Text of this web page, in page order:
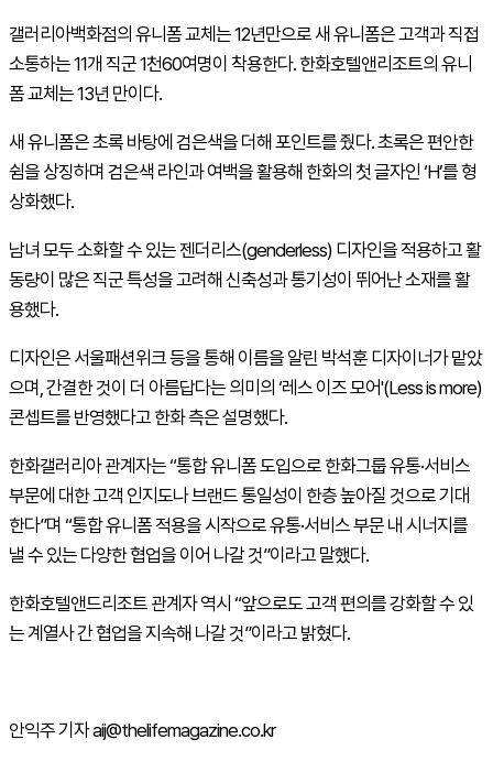
갤러리아백화점의 유니폼 교체는 12년만으로 새 유니폼은 고객과 직접
소통하는 11개 직군 1천60여명이 착용한다. 한화호텔앤리조트의 유니
폼 교체는 13년 만이다.
새 유니폼은 초록 바탕에 검은색을 더해 포인트를 줬다. 초록은 편안한
쉼을 상징하며 검은색 라인과 여백을 활용해 한화의 첫 글자인 ‘H’를 형
상화했다.
남녀 모두 소화할 수 있는 젠더리스(genderless) 디자인을 적용하고 활
동량이 많은 직군 특성을 고려해 신축성과 통기성이 뛰어난 소재를 활
용했다.
디자인은 서울패션위크 등을 통해 이름을 알린 박석훈 디자이너가 맡았
으며, 간결한 것이 더 아름답다는 의미의 ‘레스 이즈 모어'(Less is more)
콘셉트를 반영했다고 한화 측은 설명했다.
한화갤러리아 관계자는 “통합 유니폼 도입으로 한화그룹 유통·서비스
부문에 대한 고객 인지도나 브랜드 통일성이 한층 높아질 것으로 기대
한다”며 “통합 유니폼 적용을 시작으로 유통·서비스 부문 내 시너지를
낼 수 있는 다양한 협업을 이어 나갈 것”이라고 말했다.
한화호텔앤드리조트 관계자 역시 “앞으로도 고객 편의를 강화할 수 있
는 계열사 간 협업을 지속해 나갈 것”이라고 밝혔다.
안익주 기자 aij@thelifemagazine.co.kr